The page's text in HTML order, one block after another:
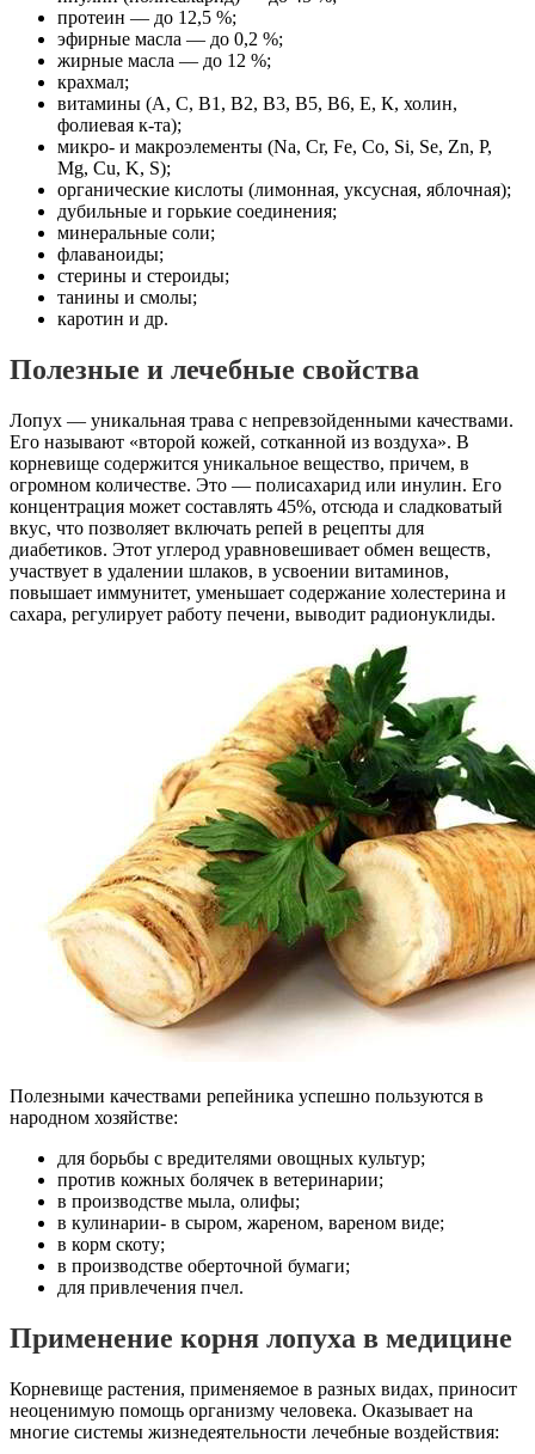
протеин — до 12,5 %;
эфирные масла — до 0,2 %;
жирные масла — до 12 %;
крахмал;
витамины (А, С, В1, В2, В3, В5, В6, Е, К, холин,
фолиевая к-та);
микро- и макроэлементы (Na, Cr, Fe, Co, Si, Se, Zn, P,
Mg, Cu, K, S);
органические кислоты (лимонная, уксусная, яблочная);
дубильные и горькие соединения;
минеральные соли;
флаваноиды;
стерины и стероиды;
танины и смолы;
каротин и др.
Полезные и лечебные свойства
Лопух — уникальная трава с непревзойденными качествами.
Его называют «второй кожей, сотканной из воздуха». В
корневище содержится уникальное вещество, причем, в
огромном количестве. Это — полисахарид или инулин. Его
концентрация может составлять 45%, отсюда и сладковатый
вкус, что позволяет включать репей в рецепты для
диабетиков. Этот углерод уравновешивает обмен веществ,
участвует в удалении шлаков, в усвоении витаминов,
повышает иммунитет, уменьшает содержание холестерина и
сахара, регулирует работу печени, выводит радионуклиды.
Полезными качествами репейника успешно пользуются в
народном хозяйстве:
для борьбы с вредителями овощных культур;
против кожных болячек в ветеринарии;
в производстве мыла, олифы;
в кулинарии- в сыром, жареном, вареном виде;
в корм скоту;
в производстве оберточной бумаги;
для привлечения пчел.
Применение корня лопуха в медицине
Корневище растения, применяемое в разных видах, приносит
неоценимую помощь организму человека. Оказывает на
многие системы жизнедеятельности лечебные воздействия: